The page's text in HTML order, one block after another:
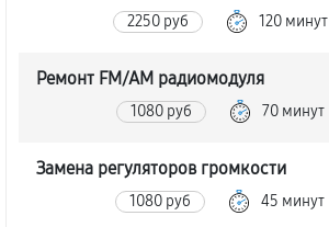
2250 руб 120 минут
Ремонт FM/AM радиомодуля
1080 руб 70 минут
Замена регуляторов громкости
1080 руб 45 минут